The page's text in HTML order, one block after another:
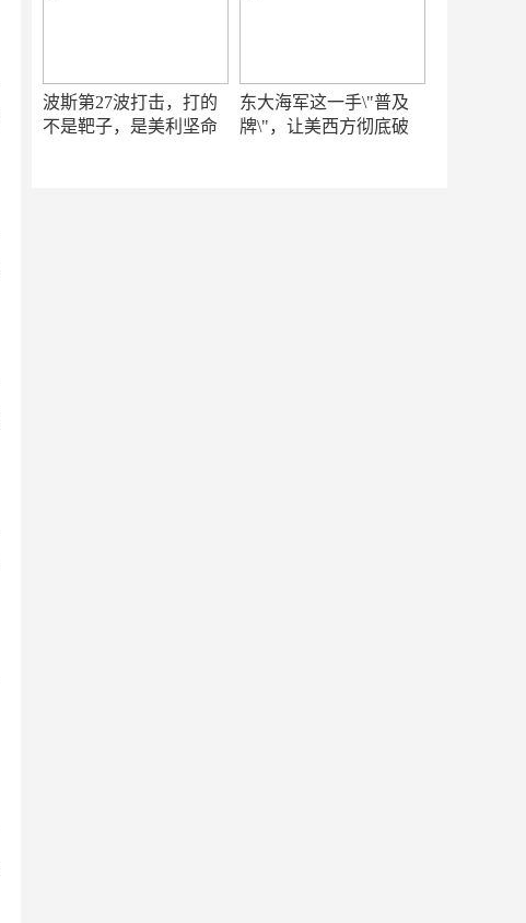
波斯第27波打击，打的
不是靶子，是美利坚命
东大海军这一手\"普及
牌\"，让美西方彻底破